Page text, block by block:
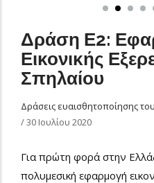
Δράση Ε2:
Εικονικής
Σπηλαίου
Δράσεις ευαισθητοποίησης
/30 Ιουλίου 2020
Για πρώτη φορά στην
πολυμεσική εφαρμογή